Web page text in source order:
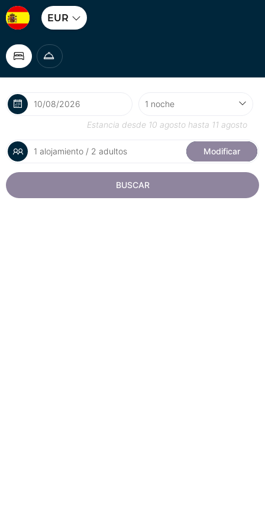
EUR
Estancia desde 10 agosto hasta 11 agosto
1 alojamiento / 2 adultos Modificar